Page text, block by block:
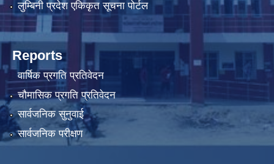
लुम्बिनी प्रदेश एकिकृत सूचना पोर्टल
Reports
वार्षिक प्रगति प्रतिवेदन
चौमासिक प्रगति प्रतिवेदन
सार्वजनिक सुनुवाई
सार्वजनिक परीक्षण